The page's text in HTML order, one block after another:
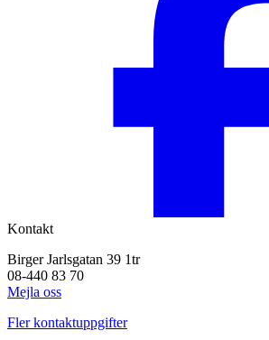
Kontakt
Birger Jarlsgatan 39 1tr
08-440 83 70
Mejla oss
Fler kontaktuppgifter